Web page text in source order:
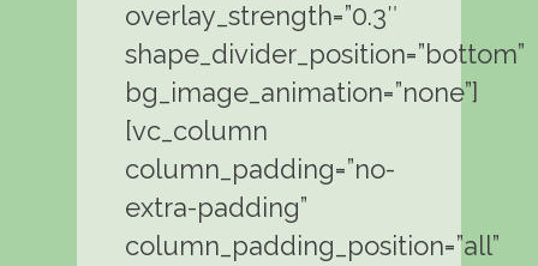
overlay_strength=”0.3″
shape_divider_position=”bottom”
bg_image_animation=”none”]
[vc_column
column_padding=”no-
extra-padding”
column_padding_position=”all”